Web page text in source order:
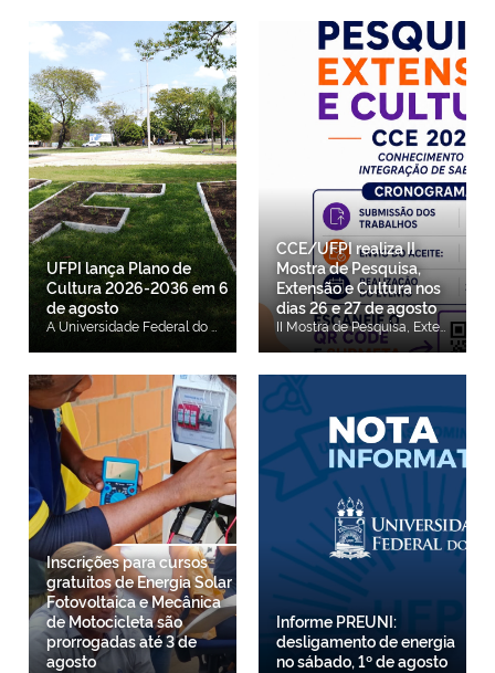
UFPI lança Plano de
Cultura 2026-2036 em 6
de agosto
CCE/UFPI realiza II
Mostra de Pesquisa,
Extensão e Cultura nos
dias 26 e 27 de agosto
Inscrições para cursos
gratuitos de Energia Solar
Fotovoltaica e Mecânica
de Motocicleta são
prorrogadas até 3 de
agosto
Informe PREUNI:
desligamento de energia
no sábado, 1º de agosto